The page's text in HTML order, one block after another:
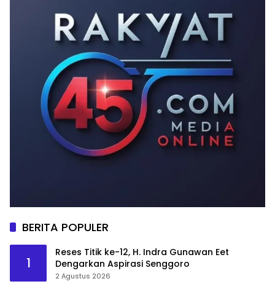
BERITA POPULER
1
Reses Titik ke-12, H. Indra Gunawan Eet
Dengarkan Aspirasi Senggoro
2 Agustus 2026